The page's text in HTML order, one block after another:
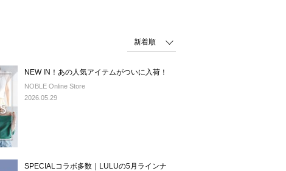
NEW IN！あの人気アイテムがついに入荷！
NOBLE Online Store
2026.05.29
SPECIALコラボ多数｜LULUの5月ラインナ